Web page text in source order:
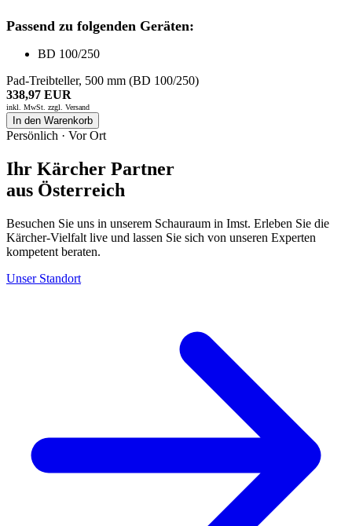
Passend zu folgenden Geräten:
BD 100/250
Pad-Treibteller, 500 mm (BD 100/250)
338,97 EUR
inkl. MwSt. zzgl. Versand
In den Warenkorb
Persönlich · Vor Ort
Ihr Kärcher Partner
aus Österreich
Besuchen Sie uns in unserem Schauraum in Imst. Erleben Sie die
Kärcher-Vielfalt live und lassen Sie sich von unseren Experten
kompetent beraten.
Unser Standort